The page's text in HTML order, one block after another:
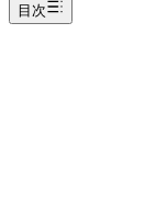
目次